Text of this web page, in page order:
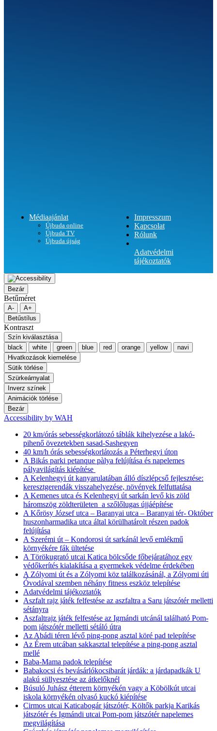
Médiaajánlat
Újbuda online
Újbuda TV
Újbuda újság
Impresszum
Kapcsolat
Rólunk
Adatvédelmi
tájékoztatók
Bezár
Betűméret
A-
A+
Betűstílus
Kontraszt
Szín kiválasztása
black
white green blue red orange yellow
navi
Hivatkozások kiemelése
Sütik törlése
Szürkeárnyalat
Inverz színek
Animációk törlése
Bezár
Accessibility by WAH
20 km/órás sebességkorlátozó táblák kihelyezése a lakó-
pihenő övezetekben sasad-Sashegyen
40 km/h órás sebességkorlátozás a Péterhegyi úton
A Bikás parki petanque pàlya felújítása és napelemes
pályavilágítás kiépítése
A Kelenhegyi út kanyarulatában álló díszlépcső fejlesztése:
keresztgerendák visszahelyezése, növények felfuttatása
A Kemenes utca és Kelenhegyi út sarkán levő kis zöld
háromszög zöldterületen a szőlőlugas újjáépítése
A Kőrösy József utca – Baranyai utca – Baranyai tér- Október
huszonharmadika utca által körülhatárolt részen padok
felújítása
A Szerémi út – Kondorosi út sarkánál levő emlékmű
környékére fák ültetése
A Törökugrató utcai Katica bölcsőde főbejáratához egy
védőkerítés kialakítása a gyermekek védelme érdekében
A Zólyomi út és a Zólyomi köz találkozásánál, a Zólyomi úti
Óvodával szemben néhány fitness eszköz telepítése
Adatvédelmi tájékoztatók
Aszfalt rajz játék felfestése az aszfaltra a Saru játszótér melletti
sétányra
Aszfaltrajz játék felfestése az Igmándi utcánál található Pom-
pom játszótér melletti sétáló útra
Az Abádi téren lévő ping-pong asztal köré pad telepítése
Az Érem utcában sakkasztal telepítése a ping-pong asztal
mellé
Baba-Mama padok telepítése
Babakocsi és bevásárlókocsibarát járdák: a járdapadkák U
alakú süllyesztése az átkelőknél
Búsuló Juhász étterem környékén vagy a Köbölkút utcai
iskola környékén olvasó kuckó kiépítése
Cirmos utcai Katicabogár játszótér, Költők parkja Karikás
játszótér és Igmándi utcai Pom-pom játszótér napelemes
megvilágítása